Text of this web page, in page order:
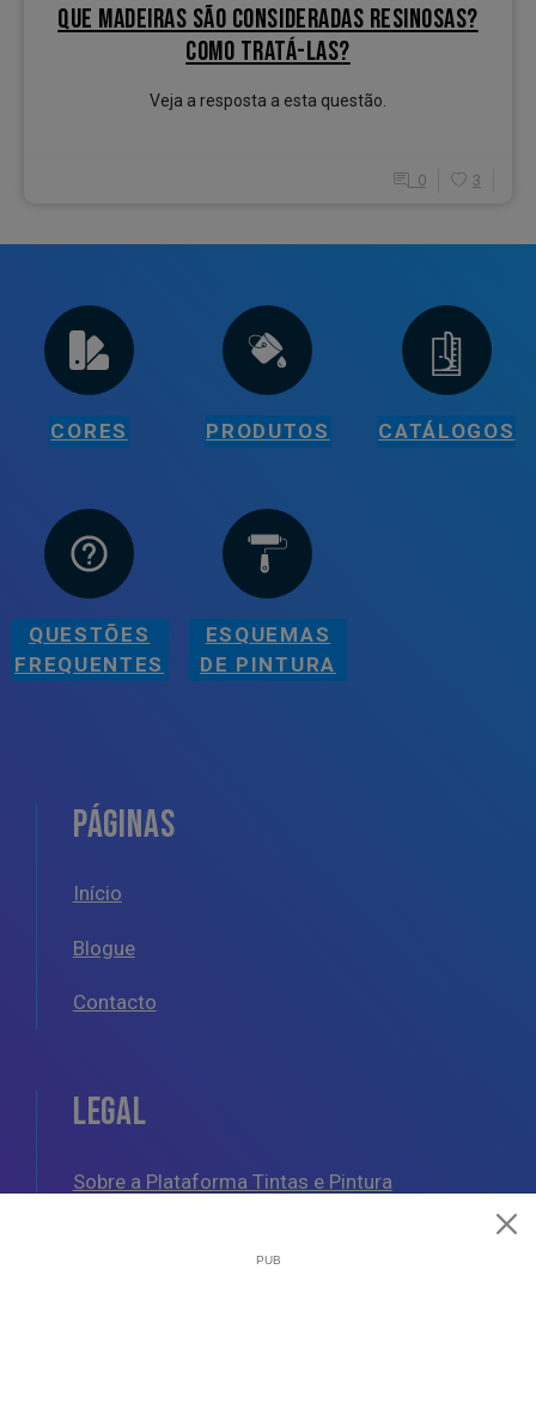
QUE MADEIRAS SÃO CONSIDERADAS RESINOSAS?
COMO TRATÁ-LAS?
Veja a resposta a esta questão.
0 3
CORES PRODUTOS CATÁLOGOS
QUESTÕES
FREQUENTES
ESQUEMAS
DE PINTURA
PÁGINAS
Início
Blogue
Contacto
LEGAL
Sobre a Plataforma Tintas e Pintura